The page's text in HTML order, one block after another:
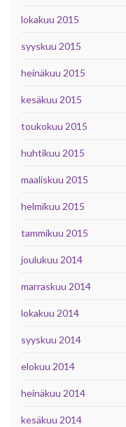
lokakuu 2015
syyskuu 2015
heinäkuu 2015
kesäkuu 2015
toukokuu 2015
huhtikuu 2015
maaliskuu 2015
helmikuu 2015
tammikuu 2015
joulukuu 2014
marraskuu 2014
lokakuu 2014
syyskuu 2014
elokuu 2014
heinäkuu 2014
kesäkuu 2014